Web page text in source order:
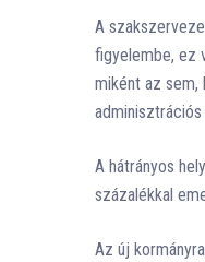
A
figyelembe, ez
miként az sem,
A hátrányos
százalékkal
Az új